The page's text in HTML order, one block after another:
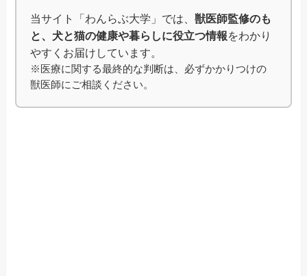
当サイト「わんらぶ大学」では、獣医師監修のも
と、犬と猫の健康や暮らしに役立つ情報をわかり
やすくお届けしています。
※医療に関する最終的な判断は、必ずかかりつけの
獣医師にご相談ください。